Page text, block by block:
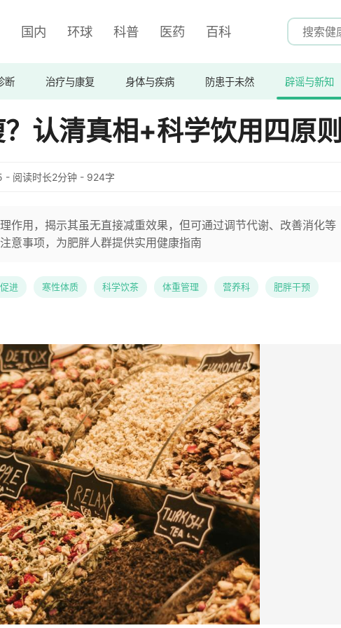
国内 环球 科普 医药 百科
断 治疗与康复 身体与疾病 防患于未然 辟谣与新知
认清真相+科学饮用四原则
阅读时长2分钟 - 924字
作用，揭示其虽无直接减重效果，但可通过调节代谢、改善消化等
意事项，为肥胖人群提供实用健康指南
进 寒性体质 科学饮茶 体重管理 营养科 肥胖干预